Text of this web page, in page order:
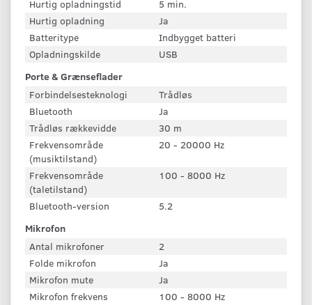
Hurtig opladningstid
5 min.
Hurtig opladning
Ja
Batteritype
Indbygget batteri
Opladningskilde
USB
Porte & Grænseflader
Forbindelsesteknologi
Trådløs
Bluetooth
Ja
Trådløs rækkevidde
30 m
Frekvensområde
(musiktilstand)
20 - 20000 Hz
Frekvensområde
(taletilstand)
100 - 8000 Hz
Bluetooth-version
5.2
Mikrofon
Antal mikrofoner
2
Folde mikrofon
Ja
Mikrofon mute
Ja
Mikrofon frekvens
100 - 8000 Hz